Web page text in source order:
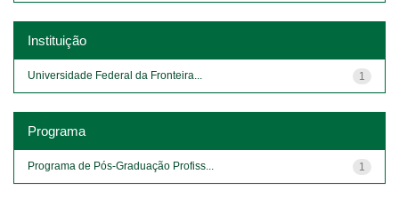
Instituição
1
Universidade Federal da Fronteira...
Programa
1
Programa de Pós-Graduação Profiss...